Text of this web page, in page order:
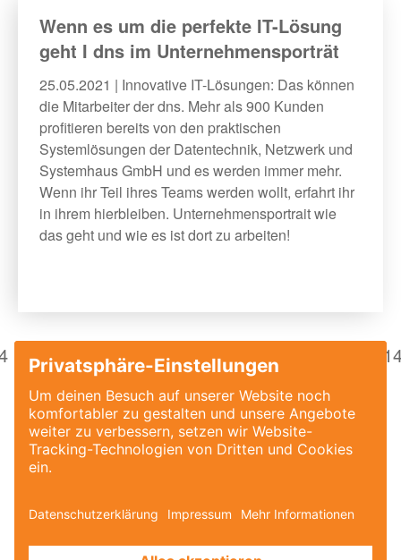
Wenn es um die perfekte IT-Lösung
geht I dns im Unternehmensporträt
25.05.2021 | Innovative IT-Lösungen: Das können
die Mitarbeiter der dns. Mehr als 900 Kunden
profitieren bereits von den praktischen
Systemlösungen der Datentechnik, Netzwerk und
Systemhaus GmbH und es werden immer mehr.
Wenn ihr Teil ihres Teams werden wollt, erfahrt ihr
in ihrem hierbleiben. Unternehmensportrait wie
das geht und wie es ist dort zu arbeiten!
5 6 7 8 9 10 11